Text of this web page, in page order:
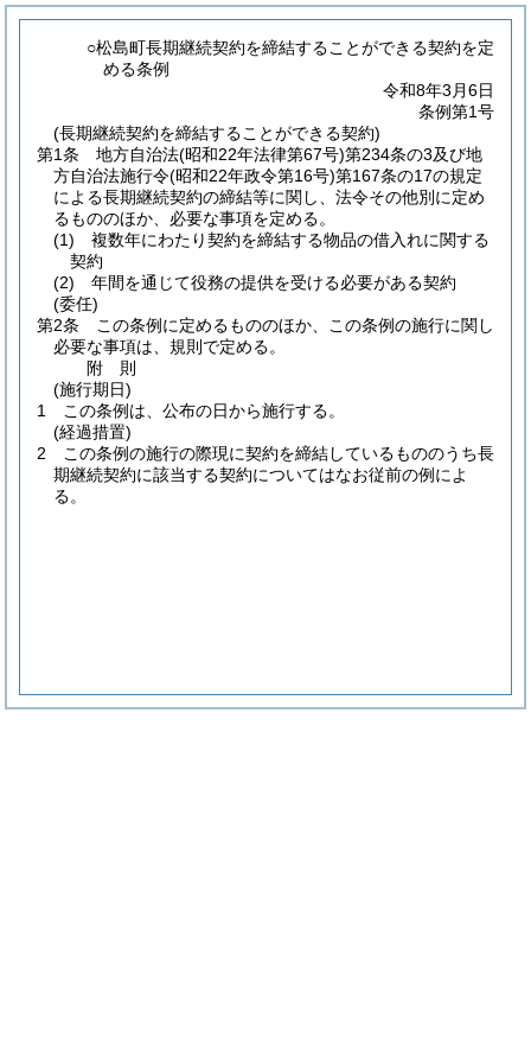
○松島町長期継続契約を締結することができる契約を定
める条例
令和8年3月6日
条例第1号
(長期継続契約を締結することができる契約)
第1条
地方自治法(昭和22年法律第67号)第234条の3及び地
方自治法施行令(昭和22年政令第16号)第167条の17の規定
による長期継続契約の締結等に関し、法令その他別に定め
るもののほか、必要な事項を定める。
(1)
複数年にわたり契約を締結する物品の借入れに関する
契約
(2)
年間を通じて役務の提供を受ける必要がある契約
(委任)
第2条
この条例に定めるもののほか、この条例の施行に関し
必要な事項は、規則で定める。
附 則
(施行期日)
1
この条例は、公布の日から施行する。
(経過措置)
2
この条例の施行の際現に契約を締結しているもののうち長
期継続契約に該当する契約についてはなお従前の例によ
る。